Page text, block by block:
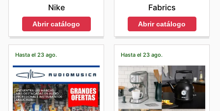
Nike
Abrir catálogo
Fabrics
Abrir catálogo
Hasta el 23 ago. Hasta el 23 ago.